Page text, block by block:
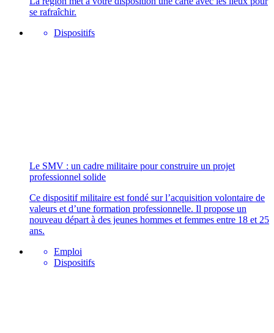
se rafraîchir.
Dispositifs
Le SMV : un cadre militaire pour construire un projet
professionnel solide
Ce dispositif militaire est fondé sur l’acquisition volontaire de
valeurs et d’une formation professionnelle. Il propose un
nouveau départ à des jeunes hommes et femmes entre 18 et 25
ans.
Emploi
Dispositifs